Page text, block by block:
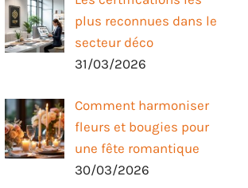
plus reconnues dans le
secteur déco
31/03/2026
Comment harmoniser
fleurs et bougies pour
une fête romantique
30/03/2026